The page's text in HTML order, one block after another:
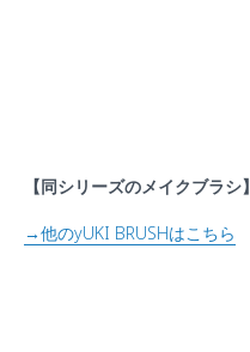
【同シリーズのメイクブラシ】
→他のyUKI BRUSHはこちら